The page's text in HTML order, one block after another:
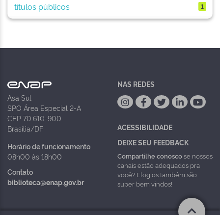
títulos públicos 1
Asa Sul
SPO Área Especial 2-A
CEP 70.610-900
Brasília/DF
Horário de funcionamento
08h00 às 18h00
Contato
biblioteca@enap.gov.br
NAS REDES
ACESSIBILIDADE
DEIXE SEU FEEDBACK
Compartilhe conoscose nossos
canais estão adequados pra
você? Elogios também são
super bem vindos!